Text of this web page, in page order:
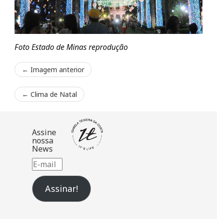
Foto Estado de Minas reprodução
← Imagem anterior
← Clima de Natal
Assine
nossa
News
E-
mail
Assinar!